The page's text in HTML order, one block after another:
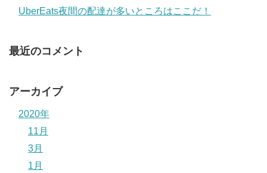
UberEats夜間の配達が多いところはここだ！
最近のコメント
アーカイブ
2020年
11月
3月
1月